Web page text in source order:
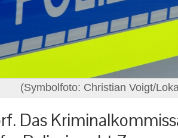
(Symbolfoto: Christian Voigt/
Das